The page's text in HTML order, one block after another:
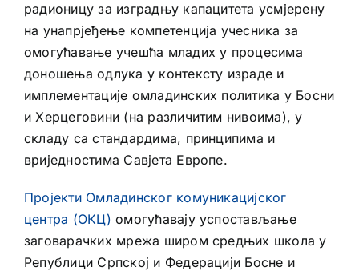
радионицу за изградњу капацитета усмјерену
на унапрјеђење компетенција учесника за
омогућавање учешћа младих у процесима
доношења одлука у контексту израде и
имплементације омладинских политика у Босни
и Херцеговини (на различитим нивоима), у
складу са стандардима, принципима и
вриједностима Савјета Европе.
Пројекти Омладинског комуникацијског
центра (ОКЦ) омогућавају успостављање
заговарачких мрежа широм средњих школа у
Републици Српској и Федерацији Босне и